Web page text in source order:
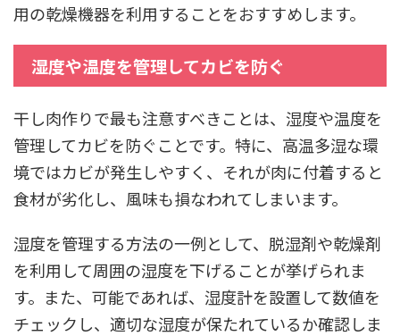
用の乾燥機器を利用することをおすすめします。
湿度や温度を管理してカビを防ぐ
干し肉作りで最も注意すべきことは、湿度や温度を
管理してカビを防ぐことです。特に、高温多湿な環
境ではカビが発生しやすく、それが肉に付着すると
食材が劣化し、風味も損なわれてしまいます。
湿度を管理する方法の一例として、脱湿剤や乾燥剤
を利用して周囲の湿度を下げることが挙げられま
す。また、可能であれば、湿度計を設置して数値を
チェックし、適切な湿度が保たれているか確認しま